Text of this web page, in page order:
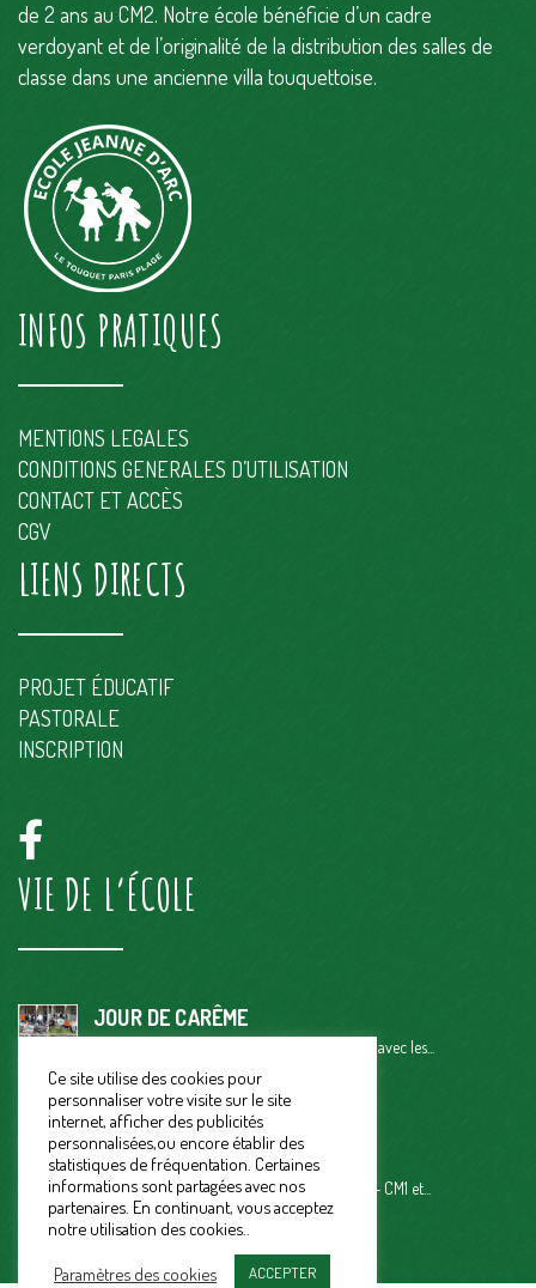
de 2 ans au CM2. Notre école bénéficie d’un cadre
verdoyant et de l’originalité de la distribution des salles de
classe dans une ancienne villa touquettoise.
INFOS PRATIQUES
MENTIONS LEGALES
CONDITIONS GENERALES D’UTILISATION
CONTACT ET ACCÈS
CGV
LIENS DIRECTS
PROJET ÉDUCATIF
PASTORALE
INSCRIPTION
VIE DE L’ÉCOLE
JOUR DE CARÊME
Ce vendredi 29 mars, petit temps de partage avec les...
CARNAVAL 2024
« Vendredi 15 mars, on a fêté le carnaval. On...
RENCONTRE ATHLETISME
UGSEL : Rencontre Athlétisme pour les CE2 – CM1 et...
Ce site utilise des cookies pour
personnaliser votre visite sur le site
internet, afficher des publicités
personnalisées,ou encore établir des
statistiques de fréquentation. Certaines
informations sont partagées avec nos
partenaires. En continuant, vous acceptez
notre utilisation des cookies..
Paramètres des cookies ACCEPTER